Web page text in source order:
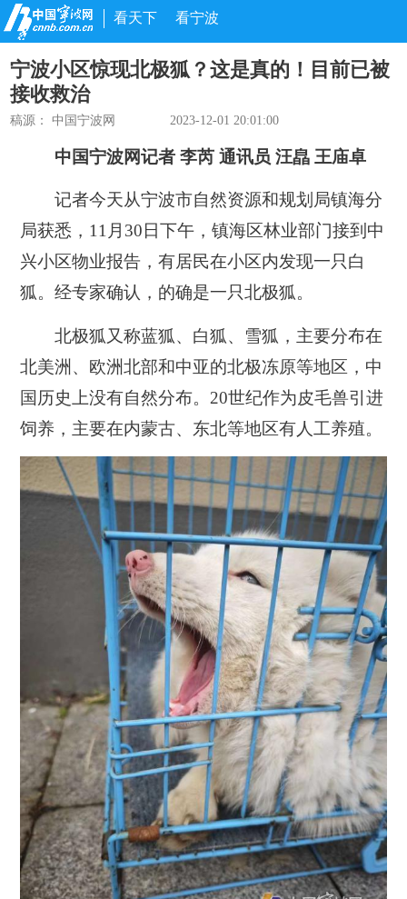
看天下 看宁波
宁波小区惊现北极狐？这是真的！目前已被
接收救治
稿源： 中国宁波网 2023-12-01 20:01:00
中国宁波网记者 李芮 通讯员 汪皛 王庙卓
记者今天从宁波市自然资源和规划局镇海分
局获悉，11月30日下午，镇海区林业部门接到中
兴小区物业报告，有居民在小区内发现一只白
狐。经专家确认，的确是一只北极狐。
北极狐又称蓝狐、白狐、雪狐，主要分布在
北美洲、欧洲北部和中亚的北极冻原等地区，中
国历史上没有自然分布。20世纪作为皮毛兽引进
饲养，主要在内蒙古、东北等地区有人工养殖。